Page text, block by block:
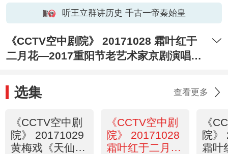
听王立群讲历史 千古一帝秦始皇
《CCTV空中剧院》 20171028 霜叶红于
二月花—2017重阳节老艺术家京剧演唱会
选集 查看更多
《CCTV空中剧
院》 20171029
黄梅戏《天仙
《CCTV空中剧
院》 20171028
霜叶红于二月花
《
院》
霜叶